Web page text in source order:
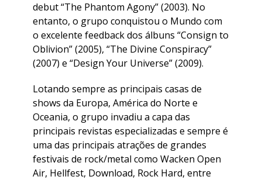
debut “The Phantom Agony” (2003). No
entanto, o grupo conquistou o Mundo com
o excelente feedback dos álbuns “Consign to
Oblivion” (2005), “The Divine Conspiracy”
(2007) e “Design Your Universe” (2009).
Lotando sempre as principais casas de
shows da Europa, América do Norte e
Oceania, o grupo invadiu a capa das
principais revistas especializadas e sempre é
uma das principais atrações de grandes
festivais de rock/metal como Wacken Open
Air, Hellfest, Download, Rock Hard, entre